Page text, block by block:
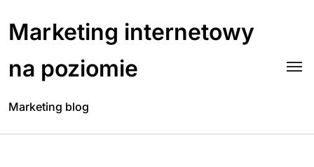
content
Marketing internetowy
na poziomie
Marketing blog